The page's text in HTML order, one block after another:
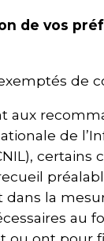
de vos
de
aux
de
certains
la
au